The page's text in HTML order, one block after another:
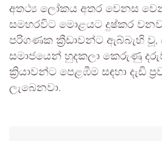
අතථ්‍ය ලෝකය අතර වෙනස
සමහරවිට මොළයට දුෂ්කර
පරිගණක ක්‍රීඩාවන්ට ඇබ්බැහි වූ,
සමාජයෙන් හුදකලා කෙරුණු
ක්‍රියාවන්ට පෙළඹීම සඳහා දැඩි
ලැබෙනවා.